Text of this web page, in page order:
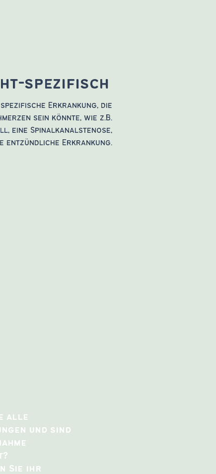
spezifisch
Erkrankung, die
sein könnte, wie z.B.
eine Spinalkanalstenose,
entzündliche Erkrankung.
alle
und sind
Sie ihr